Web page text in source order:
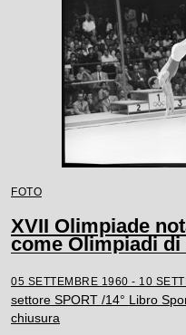
FOTO
XVII Olimpiade
come Olimpiadi di
05 SETTEMBRE 1960 - 10
settore SPORT /14° Libro
chiusura